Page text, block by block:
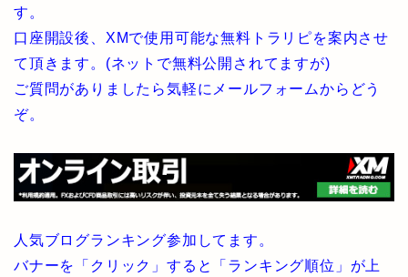
す。
口座開設後、XMで使用可能な無料トラリピを案内させ
て頂きます。(ネットで無料公開されてますが)
ご質問がありましたら気軽にメールフォームからどう
ぞ。
人気ブログランキング参加してます。
バナーを「クリック」すると「ランキング順位」が上